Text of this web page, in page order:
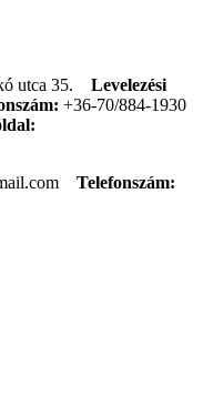
utca 35. Levelezési
+36-70/884-1930
Telefonszám: